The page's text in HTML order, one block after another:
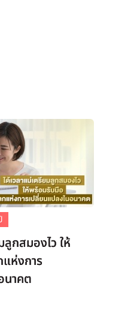
ลูกสมองไว ให้
ห่งการ
นาคต